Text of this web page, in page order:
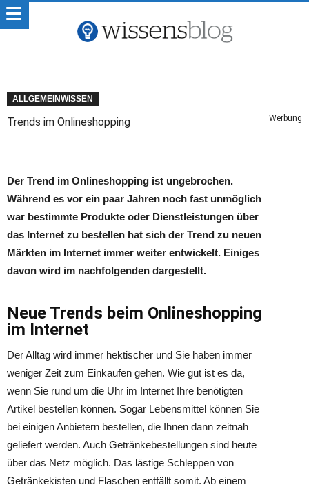
ALLGEMEINWISSEN
Trends im Onlineshopping Werbung
Der Trend im Onlineshopping ist ungebrochen.
Während es vor ein paar Jahren noch fast unmöglich
war bestimmte Produkte oder Dienstleistungen über
das Internet zu bestellen hat sich der Trend zu neuen
Märkten im Internet immer weiter entwickelt. Einiges
davon wird im nachfolgenden dargestellt.
Neue Trends beim Onlineshopping
im Internet
Der Alltag wird immer hektischer und Sie haben immer
weniger Zeit zum Einkaufen gehen. Wie gut ist es da,
wenn Sie rund um die Uhr im Internet Ihre benötigten
Artikel bestellen können. Sogar Lebensmittel können Sie
bei einigen Anbietern bestellen, die Ihnen dann zeitnah
geliefert werden. Auch Getränkebestellungen sind heute
über das Netz möglich. Das lästige Schleppen von
Getränkekisten und Flaschen entfällt somit. Ab einem